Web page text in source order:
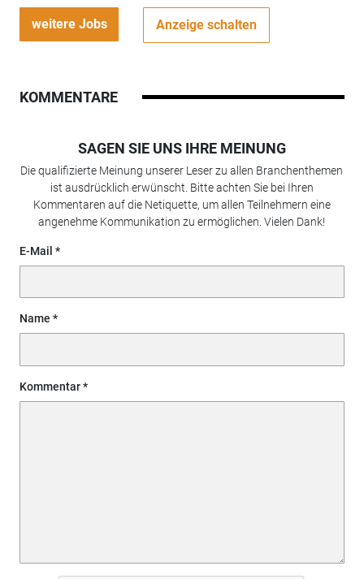
weitere Jobs Anzeige schalten
KOMMENTARE
SAGEN SIE UNS IHRE MEINUNG
Die qualifizierte Meinung unserer Leser zu allen Branchenthemen
ist ausdrücklich erwünscht. Bitte achten Sie bei Ihren
Kommentaren auf die Netiquette, um allen Teilnehmern eine
angenehme Kommunikation zu ermöglichen. Vielen Dank!
E-Mail
Name
Kommentar